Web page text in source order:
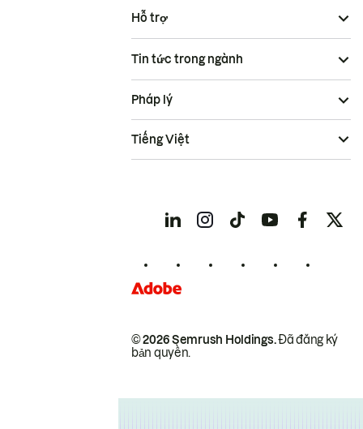
Hỗ trợ
Tin tức trong ngành
© 2026 Semrush Holdings.Đã đăng ký
bản quyền.
Pháp lý
Tiếng Việt